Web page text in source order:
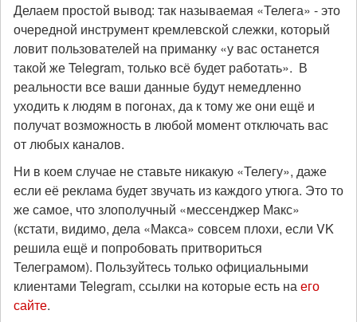
Делаем простой вывод: так называемая «Телега» - это
очередной инструмент кремлевской слежки, который
ловит пользователей на приманку «у вас останется
такой же Telegram, только всё будет работать». В
реальности все ваши данные будут немедленно
уходить к людям в погонах, да к тому же они ещё и
получат возможность в любой момент отключать вас
от любых каналов.
Ни в коем случае не ставьте никакую «Телегу», даже
если её реклама будет звучать из каждого утюга. Это то
же самое, что злополучный «мессенджер Макс»
(кстати, видимо, дела «Макса» совсем плохи, если VK
решила ещё и попробовать притвориться
Телеграмом). Пользуйтесь только официальными
клиентами Telegram, ссылки на которые есть наего
сайте.